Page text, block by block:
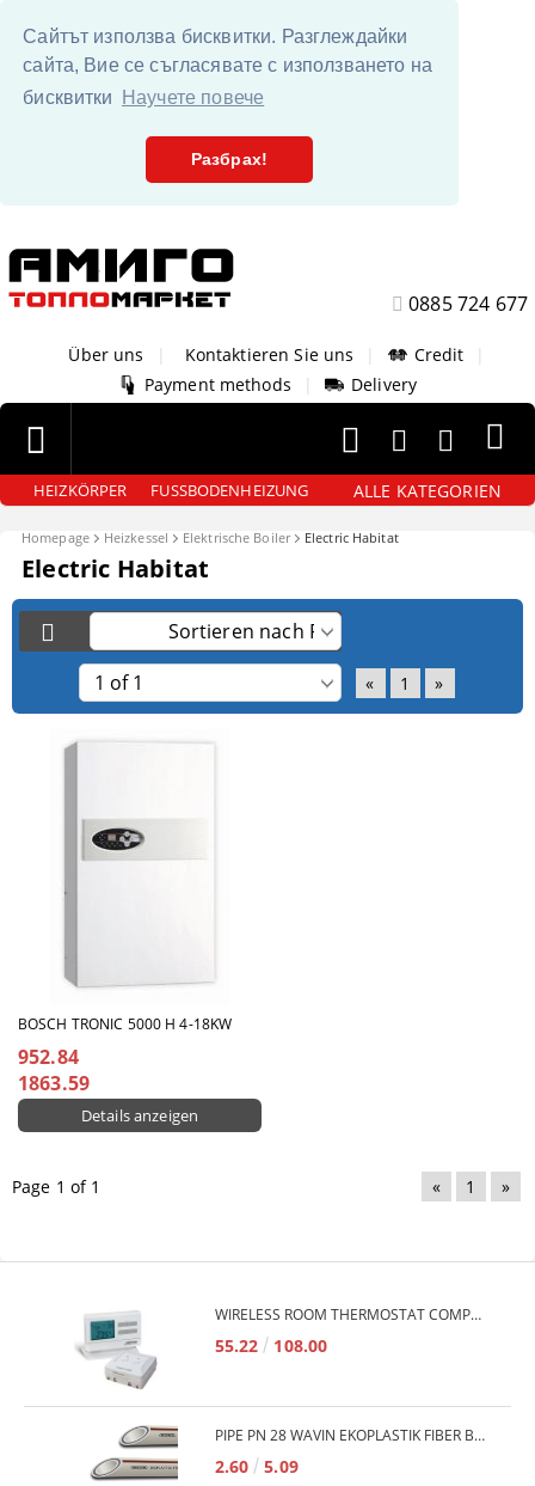
Сайтът използва бисквитки. Разглеждайки
сайта, Вие се съгласявате с използването на
бисквитки
Научете повече
Разбрах!
0885 724 677
Über uns Kontaktieren Sie uns Credit
Payment methods
Delivery
HEIZKÖRPER FUSSBODENHEIZUNG ALLE KATEGORIEN
Homepage Heizkessel Elektrische Boiler Electric Habitat
Electric Habitat
« 1 »
BOSCH TRONIC 5000 H 4-18KW
952.84
1863.59
Details anzeigen
Page 1 of 1 « 1 »
WIRELESS ROOM THERMOSTAT COMPUTHERM Q7RF
55.22 108.00
PIPE PN 28 WAVIN EKOPLASTIK FIBER BASALT PLUS - 3M/QTY.
2.60 5.09